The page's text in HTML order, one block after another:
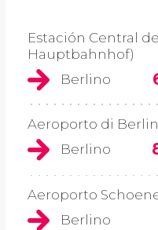
Estación Central
Hauptbahnhof)
Berlino
Aeroporto di
Berlino
Aeroporto
Berlino